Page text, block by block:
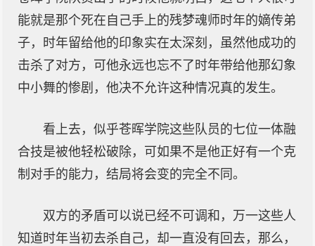
能就是那个死在自己手上的残梦魂师时年的嫡传弟
子，时年留给他的印象实在太深刻，虽然他成功的
击杀了对方，可他永远也忘不了时年带给他那幻象
中小舞的惨剧，他决不允许这种情况真的发生。
看上去，似乎苍晖学院这些队员的七位一体融
合技是被他轻松破除，可如果不是他正好有一个克
制对手的能力，结局将会变的完全不同。
双方的矛盾可以说已经不可调和，万一这些人
知道时年当初去杀自己，却一直没有回去，那么，